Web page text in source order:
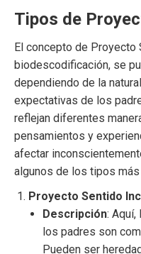
Tipos de
El concepto de Proyecto
biodescodificación, se
dependiendo de la
expectativas de los
reflejan diferentes
pensamientos y
afectar
algunos de los tipos
Proyecto Sentido
Descripción:
los padres son
Pueden ser